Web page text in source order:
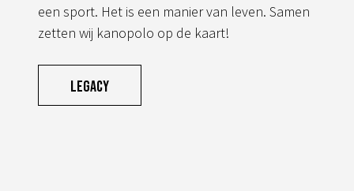
een sport. Het is een manier van leven. Samen
zetten wij kanopolo op de kaart!
Legacy